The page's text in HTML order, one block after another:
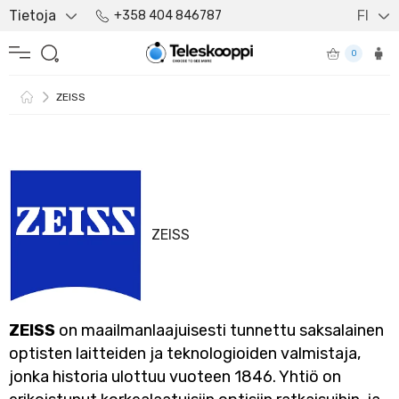
Tietoja +358 404 846787 FI
0
ZEISS
ZEISS
ZEISS on maailmanlaajuisesti tunnettu saksalainen
optisten laitteiden ja teknologioiden valmistaja,
jonka historia ulottuu vuoteen 1846. Yhtiö on